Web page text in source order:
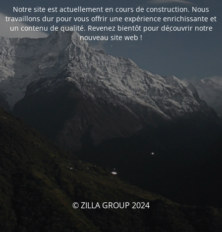
Notre site est actuellement en cours de construction. Nous
travaillons dur pour vous offrir une expérience enrichissante et
un contenu de qualité. Revenez bientôt pour découvrir notre
nouveau site web !
© ZILLA GROUP 2024